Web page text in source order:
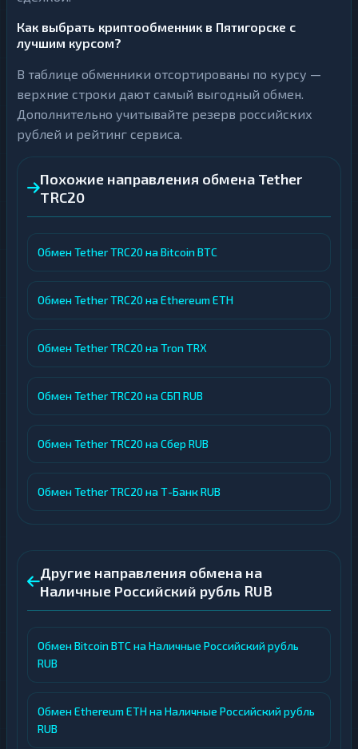
Как выбрать криптообменник в Пятигорске с
лучшим курсом?
В таблице обменники отсортированы по курсу —
верхние строки дают самый выгодный обмен.
Дополнительно учитывайте резерв российских
рублей и рейтинг сервиса.
Похожие направления обмена Tether
TRC20
Обмен Tether TRC20 на Bitcoin BTC
Обмен Tether TRC20 на Ethereum ETH
Обмен Tether TRC20 на Tron TRX
Обмен Tether TRC20 на СБП RUB
Обмен Tether TRC20 на Сбер RUB
Обмен Tether TRC20 на Т-Банк RUB
Другие направления обмена на
Наличные Российский рубль RUB
Обмен Bitcoin BTC на Наличные Российский рубль
RUB
Обмен Ethereum ETH на Наличные Российский рубль
RUB